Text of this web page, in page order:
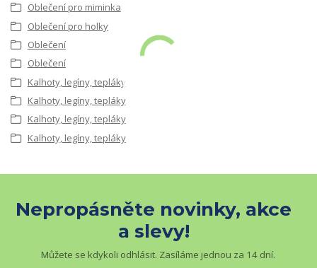
Oblečení pro miminka
Oblečení pro holky
Oblečení
Oblečení
Kalhoty, legíny, tepláky
Kalhoty, legíny, tepláky
Kalhoty, legíny, tepláky
Kalhoty, legíny, tepláky
Nepropásněte novinky, akce
a slevy!
Můžete se kdykoli odhlásit. Zasíláme jednou za 14 dní.